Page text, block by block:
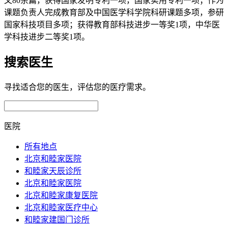
课题负责人完成教育部及中国医学科学院科研课题多项，参研
国家科技项目多项；获得教育部科技进步一等奖1项，中华医
学科技进步二等奖1项。
搜索医生
寻找适合您的医生，评估您的医疗需求。
医院
所有地点
北京和睦家医院
和睦家天辰诊所
北京和睦家医院
北京和睦家康复医院
北京和睦家医疗中心
和睦家建国门诊所